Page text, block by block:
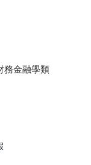
務金融學類